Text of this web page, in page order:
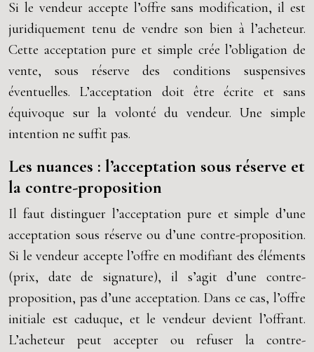
Si le vendeur accepte l’offre sans modification, il est
juridiquement tenu de vendre son bien à l’acheteur.
Cette acceptation pure et simple crée l’obligation de
vente, sous réserve des conditions suspensives
éventuelles. L’acceptation doit être écrite et sans
équivoque sur la volonté du vendeur. Une simple
intention ne suffit pas.
Les nuances : l’acceptation sous réserve et
la contre-proposition
Il faut distinguer l’acceptation pure et simple d’une
acceptation sous réserve ou d’une contre-proposition.
Si le vendeur accepte l’offre en modifiant des éléments
(prix, date de signature), il s’agit d’une contre-
proposition, pas d’une acceptation. Dans ce cas, l’offre
initiale est caduque, et le vendeur devient l’offrant.
L’acheteur peut accepter ou refuser la contre-